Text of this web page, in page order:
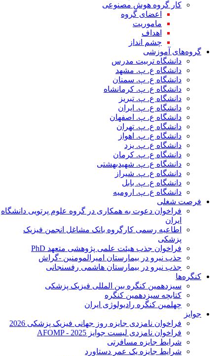
کار گروه هوش مصنوعی
اعضای گروه
ماموریت
اهداف
چشم انداز
گروه‌های آموزشی
دانشگاه تربیت مدرس
دانشگاه ع. پ. مشهد
دانشگاه ع. پ. سمنان
دانشگاه ع. پ. کرمانشاه
دانشگاه ع. پ. تبریز
دانشگاه ع. پ. ایران
دانشگاه ع. پ. اصفهان
دانشگاه ع. پ. تهران
دانشگاه ع. پ. اهواز
دانشگاه ع. پ. یزد
دانشگاه ع. پ. کرمان
دانشگاه ع. پ. شهید‌بهشتی
دانشگاه ع. پ. شیراز
دانشگاه ع. پ. بابل
دانشگاه ع. پ. ارومیه
فرصت شغلی
فراخوان دعوت به همکاری در گروه علوم پرتویی دانشگاه
ایران
اطاعیه رسمی کارگروه بانک مشاغل انجمن فیزیک
پزشکی
فراخوان جذب هیئت علمی پژوهشی متعهد PhD
حذب نیرو در بیمارستان امیرالمومنین -گراش
جذب نیرو در بیمارستان هاشمی رفسنجانی
کنگره‌ها
سیزدهمین کنگره بین المللی فیزیک پزشکی
کتابچه سیزدهمین کنگره
چهلمین کنگره رادیولوژی ایران
جوایز
فراخوان نامزدی جایزه روز جهانی فیزیک پزشکی 2026
فراخوان نامزدی لیست جوایز AFOMP - 2025
شرایط جایزه مسافرتی
شرایط جایزه یک عمر دستاورد